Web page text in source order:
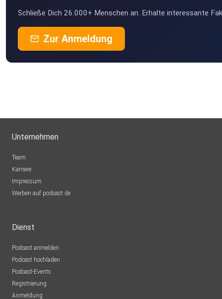
Schließe Dich 26.000+ Menschen an. Erhalte interessante
Zur Anmeldung
Unternehmen
Team
Karriere
Impressum
Werben auf podcast.de
Dienst
Podcast anmelden
Podcast hochladen
Podcast-Events
Registrierung
Anmeldung